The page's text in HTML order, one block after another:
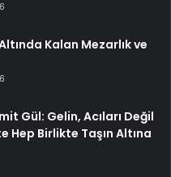
Kalan Mezarlık ve
Gül: Gelin, Acıları Değil
Hep Birlikte Taşın Altına